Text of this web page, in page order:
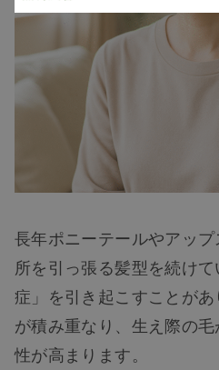
薄毛
長年ポニーテールやアッ
所を引っ張る髪型を続け
症」を引き起こすことが
が積み重なり、生え際の
性が高まります。